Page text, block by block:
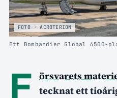
FOTO · ACROTERION
Ett Bombardier Global 6500-
F örsvarets
tecknat ett